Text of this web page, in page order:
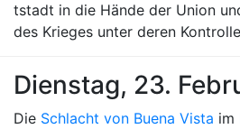
tstadt in die Hände der Union
des Krieges unter deren
Dienstag, 23.
Die Schlacht von Buena Vista im